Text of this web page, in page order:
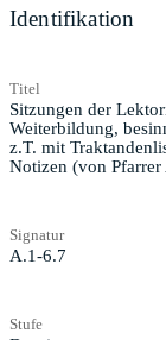
Identifikation
Titel
Sitzungen der
Weiterbildung,
z.T. mit
Notizen (von
Signatur
A.1-6.7
Stufe